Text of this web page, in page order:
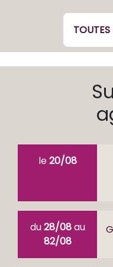
TOUTES
le20/08
du28/08au
82/08